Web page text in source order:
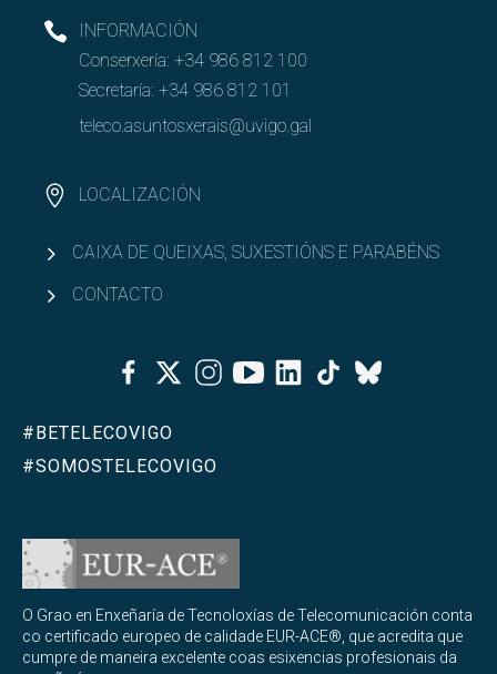
INFORMACIÓN
Conserxería: +34 986 812 100
Secretaría: +34 986 812 101
teleco.asuntosxerais@uvigo.gal
LOCALIZACIÓN
CAIXA DE QUEIXAS, SUXESTIÓNS E PARABÉNS
CONTACTO
FacebookTwitterInstagramYoutubeLinkedinTiktok
Bluesky
#BETELECOVIGO
#SOMOSTELECOVIGO
O Grao en Enxeñaría de Tecnoloxías de Telecomunicación conta
co certificado europeo de calidade EUR-ACE®, que acredita que
cumpre de maneira excelente coas esixencias profesionais da